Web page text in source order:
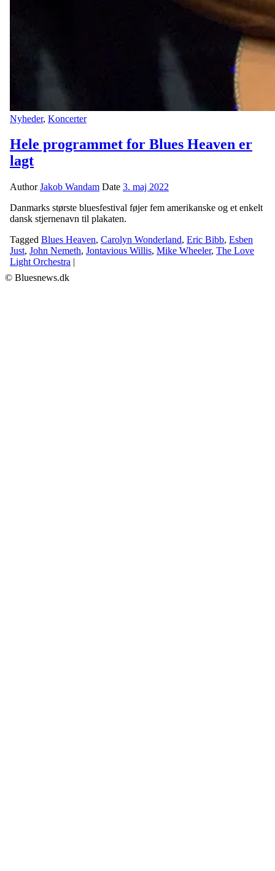
Nyheder, Koncerter
Hele programmet for Blues Heaven er
lagt
AuthorJakob Wandam Date 3. maj 2022
Danmarks største bluesfestival føjer fem amerikanske og et enkelt
dansk stjernenavn til plakaten.
Tagged Blues Heaven, Carolyn Wonderland, Eric Bibb, Esben
Just, John Nemeth, Jontavious Willis, Mike Wheeler, The Love
Light Orchestra |
© Bluesnews.dk